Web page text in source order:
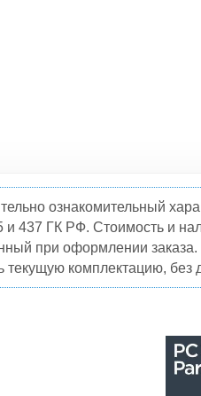
ознакомительный
437 ГК РФ. Стоимость и
при оформлении
текущую комплектацию,